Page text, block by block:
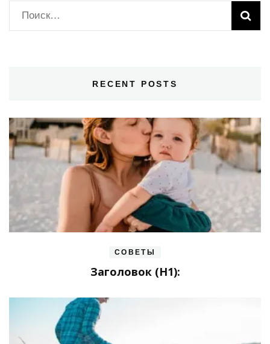
Найти:
RECENT POSTS
СОВЕТЫ
Заголовок (H1):